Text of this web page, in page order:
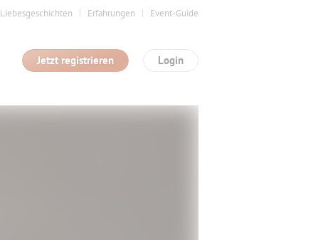
Liebesgeschichten Erfahrungen Event-Guide
Login
Jetzt registrieren